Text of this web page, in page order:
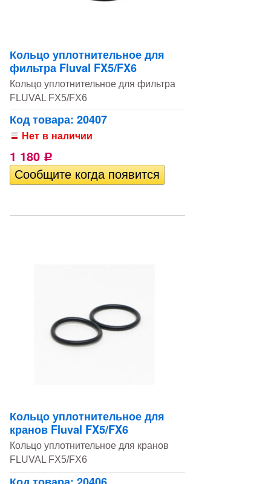
Кольцо уплотнительное для
фильтра Fluval FX5/FX6
Кольцо уплотнительное для фильтра
FLUVAL FX5/FX6
Код товара: 20407
Нет в наличии
1 180 Р
Кольцо уплотнительное для
кранов Fluval FX5/FX6
Кольцо уплотнительное для кранов
FLUVAL FX5/FX6